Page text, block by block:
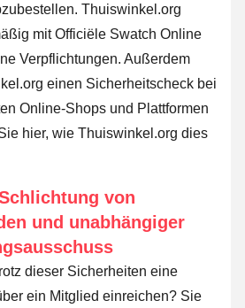
Thuiswinkel.org
mit Officiële Swatch Online
Verpflichtungen. Außerdem
einen Sicherheitscheck bei
Online-Shops und Plattformen
hier, wie Thuiswinkel.org dies
von
und unabhängiger
dieser Sicherheiten eine
ein Mitglied einreichen? Sie